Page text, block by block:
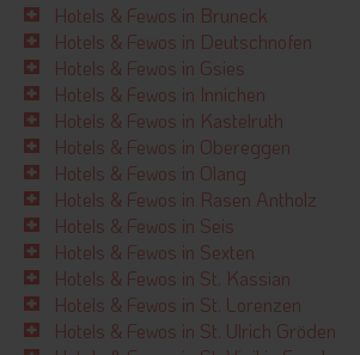
Hotels & Fewos in Bruneck
Hotels & Fewos in Deutschnofen
Hotels & Fewos in Gsies
Hotels & Fewos in Innichen
Hotels & Fewos in Kastelruth
Hotels & Fewos in Obereggen
Hotels & Fewos in Olang
Hotels & Fewos in Rasen Antholz
Hotels & Fewos in Seis
Hotels & Fewos in Sexten
Hotels & Fewos in St. Kassian
Hotels & Fewos in St. Lorenzen
Hotels & Fewos in St. Ulrich Gröden